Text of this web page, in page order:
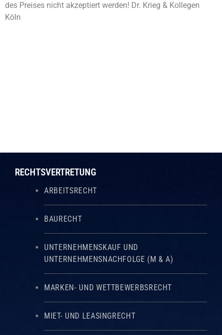
des Preises nicht akzeptiert werden! Dr. Krieg & Kollegen
Köln
RECHTSVERTRETUNG
ARBEITSRECHT
BAURECHT
UNTERNEHMENSKAUF UND
UNTERNEHMENSNACHFOLGE (M & A)
MARKEN- UND WETTBEWERBSRECHT
MIET- UND LEASINGRECHT